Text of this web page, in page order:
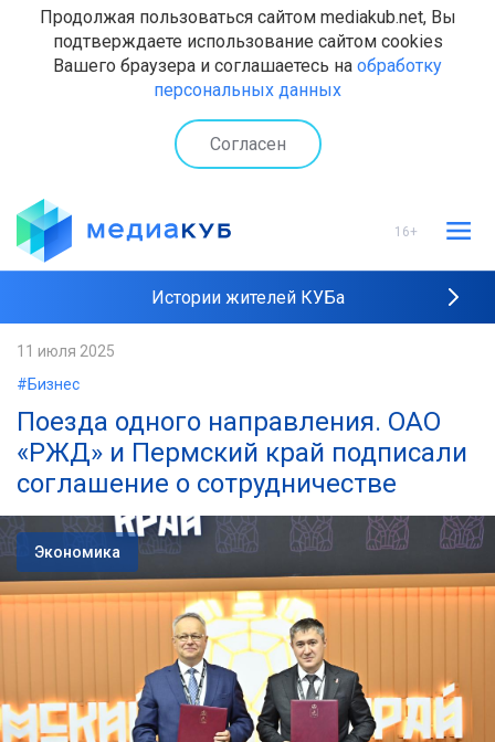
Продолжая пользоваться сайтом mediakub.net, Вы
подтверждаете использование сайтом cookies
Вашего браузера и соглашаетесь на обработку
персональных данных
Согласен
16+
Истории жителей КУБа
11 июля 2025
#Бизнес
Поезда одного направления. ОАО
«РЖД» и Пермский край подписали
соглашение о сотрудничестве
Экономика